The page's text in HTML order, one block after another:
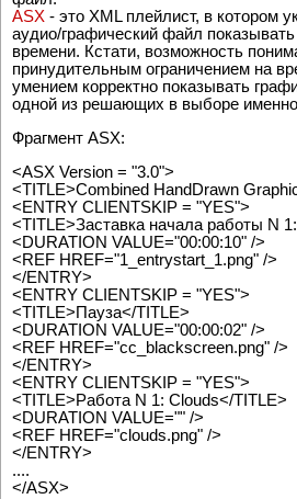
ASX - это XML плейлист, в котором
аудио/графический файл показывать
времени. Кстати, возможность
принудительным ограничением на
умением корректно показывать
одной из решающих в выборе
Фрагмент ASX:
<ASX Version = "3.0">
<TITLE>Combined HandDrawn
<ENTRY CLIENTSKIP = "YES">
<TITLE>Заставка начала работы N
<DURATION VALUE="00:00:10" />
<REF HREF="1_entrystart_1.png" />
</ENTRY>
<ENTRY CLIENTSKIP = "YES">
<TITLE>Пауза</TITLE>
<DURATION VALUE="00:00:02" />
<REF HREF="cc_blackscreen.png" />
</ENTRY>
<ENTRY CLIENTSKIP = "YES">
<TITLE>Работа N 1: Clouds</TITLE>
<DURATION VALUE="" />
<REF HREF="clouds.png" />
</ENTRY>
....
</ASX>